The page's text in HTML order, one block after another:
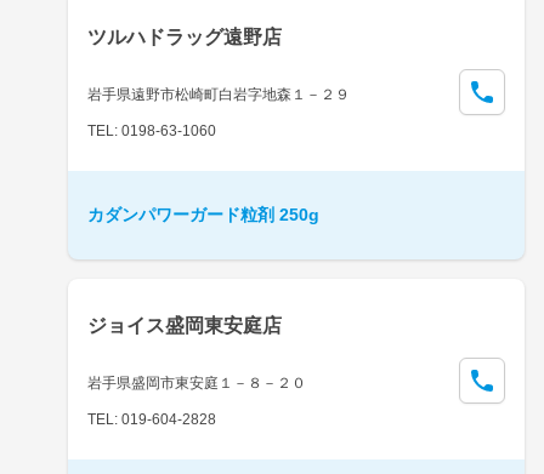
ツルハドラッグ遠野店
岩手県遠野市松崎町白岩字地森１－２９
TEL: 0198-63-1060
カダンパワーガード粒剤 250g
ジョイス盛岡東安庭店
岩手県盛岡市東安庭１－８－２０
TEL: 019-604-2828